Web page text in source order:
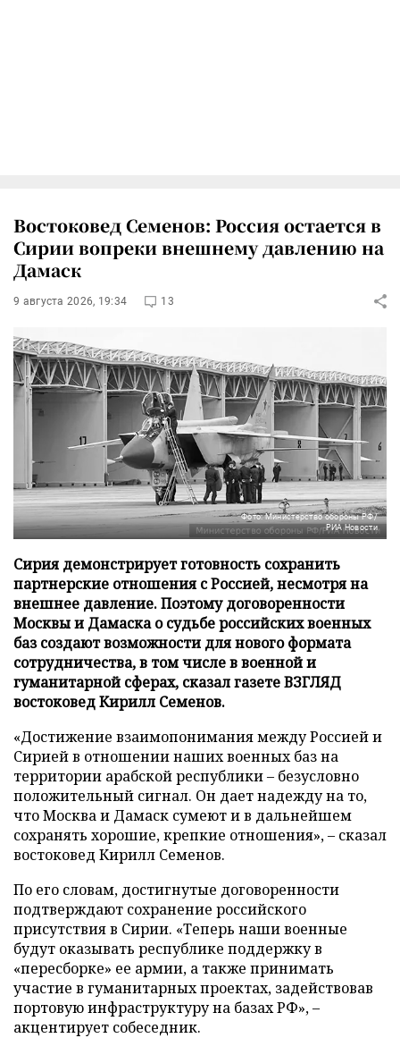
Востоковед Семенов: Россия остается в
Сирии вопреки внешнему давлению на
Дамаск
9 августа 2026, 19:34 13
Фото: Министерство обороны РФ/
РИА Новости
Сирия демонстрирует готовность сохранить
партнерские отношения с Россией, несмотря на
внешнее давление. Поэтому договоренности
Москвы и Дамаска о судьбе российских военных
баз создают возможности для нового формата
сотрудничества, в том числе в военной и
гуманитарной сферах, сказал газете ВЗГЛЯД
востоковед Кирилл Семенов.
«Достижение взаимопонимания между Россией и
Сирией в отношении наших военных баз на
территории арабской республики – безусловно
положительный сигнал. Он дает надежду на то,
что Москва и Дамаск сумеют и в дальнейшем
сохранять хорошие, крепкие отношения», – сказал
востоковед Кирилл Семенов.
По его словам, достигнутые договоренности
подтверждают сохранение российского
присутствия в Сирии. «Теперь наши военные
будут оказывать республике поддержку в
«пересборке» ее армии, а также принимать
участие в гуманитарных проектах, задействовав
портовую инфраструктуру на базах РФ», –
акцентирует собеседник.